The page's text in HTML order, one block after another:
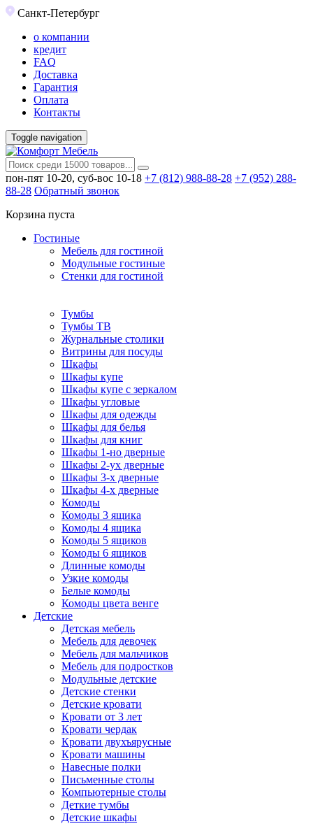
Санкт-Петербург
о компании
кредит
FAQ
Доставка
Гарантия
Оплата
Контакты
Toggle navigation
пон-пят 10-20, суб-вос 10-18 +7 (812) 988-88-28 +7 (952) 288-
88-28 Обратный звонок
Корзина пуста
Гостиные
Мебель для гостиной
Модульные гостиные
Стенки для гостиной
Тумбы
Тумбы ТВ
Журнальные столики
Витрины для посуды
Шкафы
Шкафы купе
Шкафы купе с зеркалом
Шкафы угловые
Шкафы для одежды
Шкафы для белья
Шкафы для книг
Шкафы 1-но дверные
Шкафы 2-ух дверные
Шкафы 3-х дверные
Шкафы 4-х дверные
Комоды
Комоды 3 ящика
Комоды 4 ящика
Комоды 5 ящиков
Комоды 6 ящиков
Длинные комоды
Узкие комоды
Белые комоды
Комоды цвета венге
Детские
Детская мебель
Мебель для девочек
Мебель для мальчиков
Мебель для подростков
Модульные детские
Детские стенки
Детские кровати
Кровати от 3 лет
Кровати чердак
Кровати двухъярусные
Кровати машины
Навесные полки
Письменные столы
Компьютерные столы
Деткие тумбы
Детские шкафы